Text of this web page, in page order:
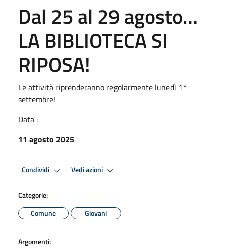
Dal 25 al 29 agosto…
LA BIBLIOTECA SI
RIPOSA!
Le attività riprenderanno regolarmente lunedì 1°
settembre!
Data :
11 agosto 2025
Condividi Vedi azioni
Categorie:
Comune
Giovani
Argomenti: